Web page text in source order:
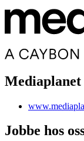
Mediaplanet
Jobbe hos